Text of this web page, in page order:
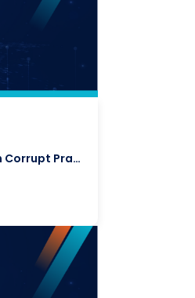
Einhaltung des Foreign Corrupt Practices Act (FCPA)